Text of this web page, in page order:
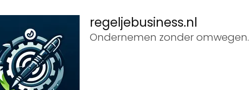
regeljebusiness.nl
Ondernemen zonder omwegen.